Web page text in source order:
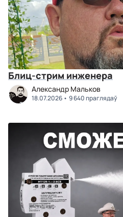
Блиц-стрим инженера
Александр Мальков
18.07.2026 9 640 праглядаў